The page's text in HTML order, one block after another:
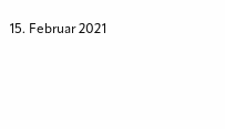
15. Februar 2021